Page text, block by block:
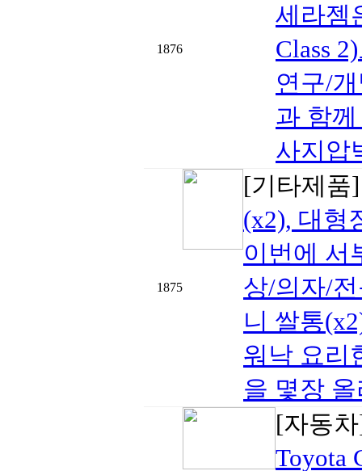
1876
세라젬
Class
연구/
과 함
사지압
1875
[기타제
(x2), 대형
이번에 서
상/의자/
니 쌀통
워낙 요리
을 몇장
[자동
Toyota